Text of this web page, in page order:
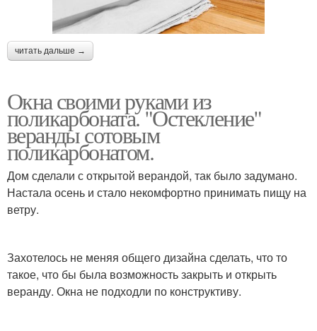
читать дальше →
Окна своими руками из
поликарбоната. "Остекление"
веранды сотовым
поликарбонатом.
Дом сделали с открытой верандой, так было задумано.
Настала осень и стало некомфортно принимать пищу на
ветру.
Захотелось не меняя общего дизайна сделать, что то
такое, что бы была возможность закрыть и открыть
веранду. Окна не подходли по конструктиву.